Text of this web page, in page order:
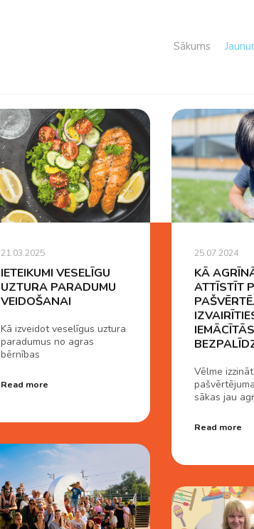
Sākums
21.03.2025
IETEIKUMI VESELĪGU
UZTURA PARADUMU
VEIDOŠANAI
Kā izveidot veselīgus uztura
paradumus no agras
bērnības
Read more
25.07.2024
KĀ
ATTĪSTĪT
IEMĀCĪTĀS
Vēlme
sākas jau
Read more